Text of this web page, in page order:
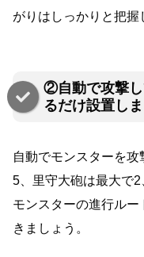
がりはしっかりと把握
②自動で攻撃し
るだけ設置しま
自動でモンスターを
5、里守大砲は最大で2
モンスターの進行ル
きましょう。